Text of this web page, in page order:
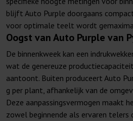
blijft Auto Purple doorgaans
voor optimale teelt wordt
Oogst van Auto Purple van
De binnenkweek kan een
wat de genereuze
aantoont. Buiten produceert Auto
g per plant, afhankelijk van de
Deze aanpassingsvermogen maakt
zowel beginnende als ervaren telers